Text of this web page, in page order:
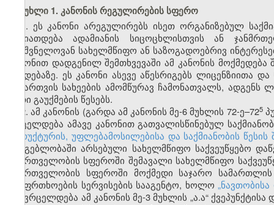
მუხლი 1. კანონის რეგულირების სფერო
1. ეს კანონი არეგულირებს ისეთ ორგანიზებულ
ხასიათდება ადამიანის სიცოცხლისთვის ან
მნიშვნელოვან სახელმწიფო ან საზოგადოებრივ
კანონით დადგენილ შემთხვევაში ამ კანონის
ქმედებაზე. ეს კანონი ასევე აწესრიგებს
ნებართვის სახეების ამომწურავ ჩამონათვალს,
მათი გაუქმების წესებს.
2. ამ კანონის (გარდა ამ კანონის მე-6 მუხლის 72-ე–72​5
ვრცელდება ამავე კანონით გათვალისწინებულ
სტრუქტურის, უფლებამოსილებისა და საქმიანობის
გამგებლობაში არსებული სახელმწიფო საქვეუწყებო
მმართველობის სფეროში შემავალი სახელმწიფო
მმართველობის სფეროში მოქმედი საჯარო
უსაფრთხოების სერვისების სააგენტო, ხოლო
არ ვრცელდება ამ კანონის მე-3 მუხლის „ა.ა“